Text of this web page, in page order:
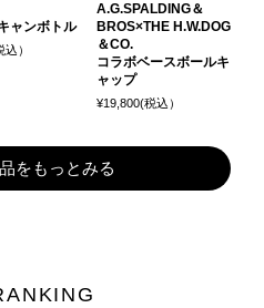
ャンボトル
）
A.G.SPALDING＆
BROS×THE H.W.DOG
＆CO.
コラボベースボールキ
ャップ
¥19,800(税込）
をもっとみる